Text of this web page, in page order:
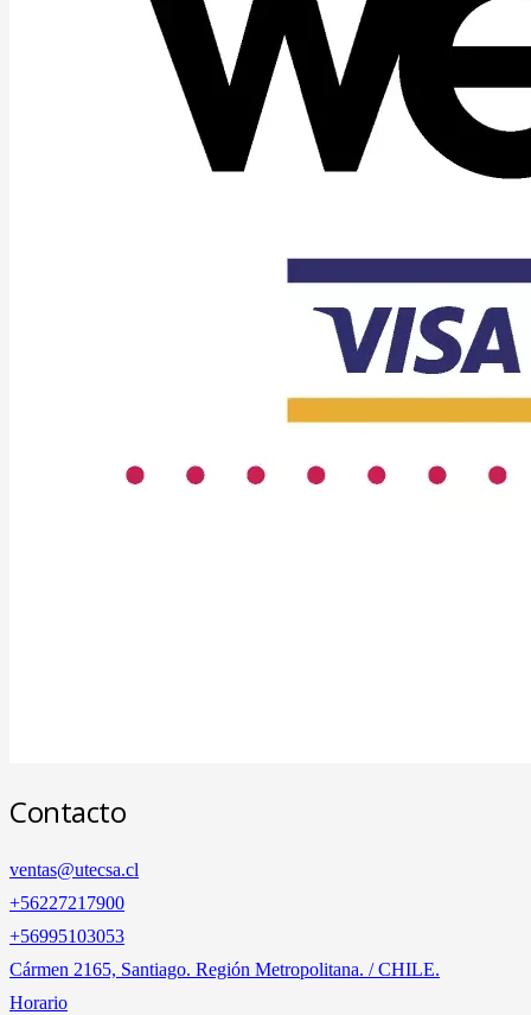
Contacto
ventas@utecsa.cl
+56227217900
‎+56995103053
Cármen 2165, Santiago. Región Metropolitana. / CHILE.
Horario